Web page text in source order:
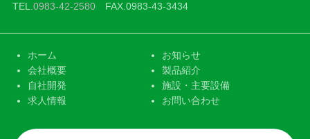
TEL. 0983-42-2580 FAX.0983-43-3434
ホーム
お知らせ
会社概要
製品紹介
自社開発
施設・主要設備
求人情報
お問い合わせ